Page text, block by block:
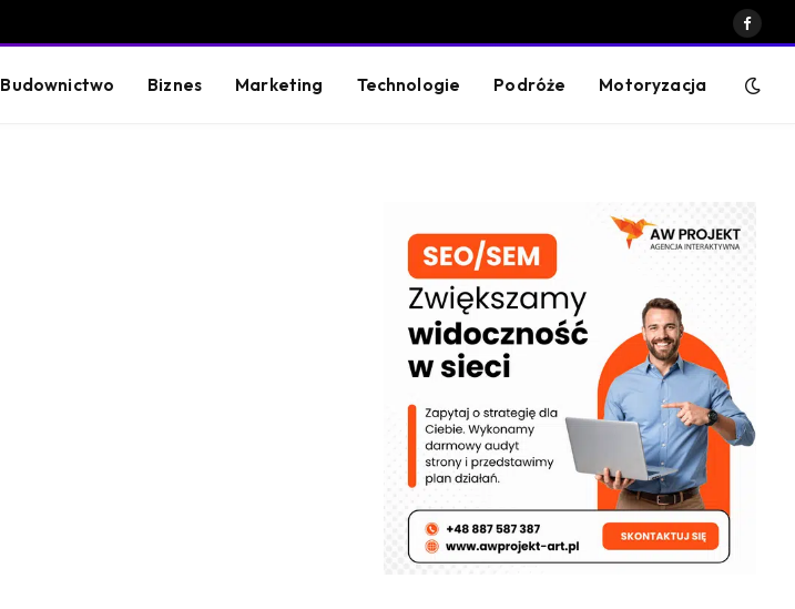
Budownictwo Biznes Marketing Technologie Podróże Motoryzacja